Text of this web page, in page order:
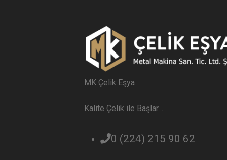
MK Çelik Eşya
Kalite Çelik ile Başlar…
0 (224) 215 90 62